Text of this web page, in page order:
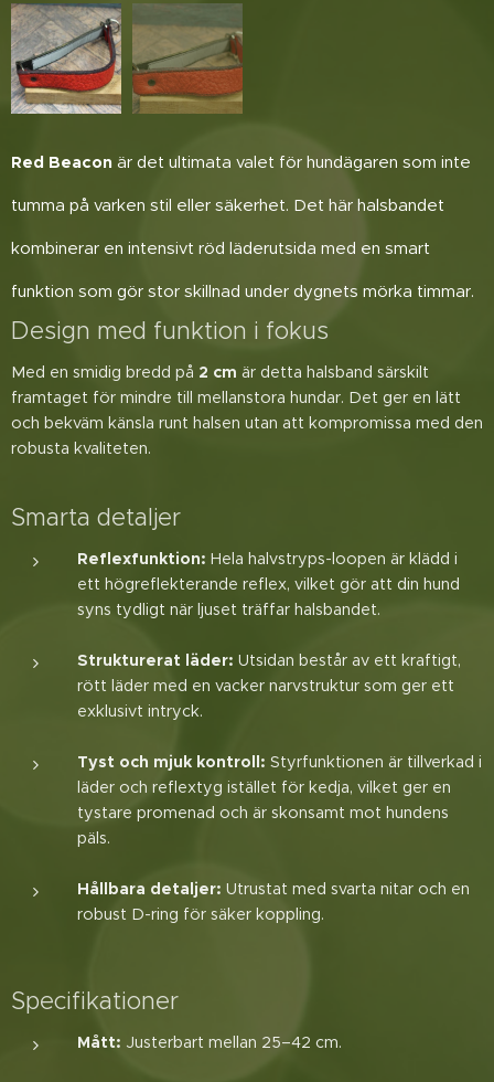
Red Beacon är det ultimata valet för hundägaren som inte
tumma på varken stil eller säkerhet. Det här halsbandet
kombinerar en intensivt röd läderutsida med en smart
funktion som gör stor skillnad under dygnets mörka timmar.
Design med funktion i fokus
Med en smidig bredd på 2 cm är detta halsband särskilt
framtaget för mindre till mellanstora hundar. Det ger en lätt
och bekväm känsla runt halsen utan att kompromissa med den
robusta kvaliteten.
Smarta detaljer
Reflexfunktion: Hela halvstryps-loopen är klädd i
ett högreflekterande reflex, vilket gör att din hund
syns tydligt när ljuset träffar halsbandet.
Strukturerat läder: Utsidan består av ett kraftigt,
rött läder med en vacker narvstruktur som ger ett
exklusivt intryck.
Tyst och mjuk kontroll: Styrfunktionen är tillverkad i
läder och reflextyg istället för kedja, vilket ger en
tystare promenad och är skonsamt mot hundens
päls.
Hållbara detaljer: Utrustat med svarta nitar och en
robust D-ring för säker koppling.
Specifikationer
Mått: Justerbart mellan 25–42 cm.